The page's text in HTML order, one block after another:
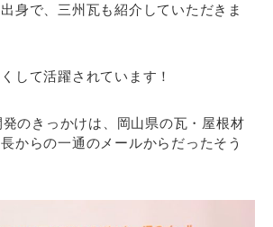
身で、三州瓦も紹介していただきま
して活躍されています！
のきっかけは、岡山県の瓦・屋根材
からの一通のメールからだったそう